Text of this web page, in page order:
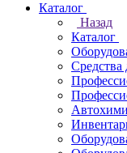
Каталог
Назад
Каталог
Средства